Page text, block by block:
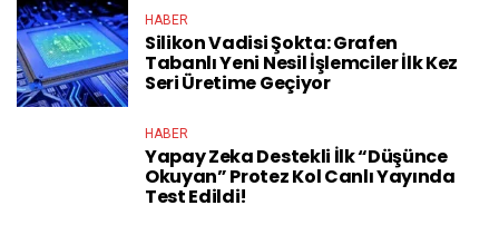
HABER
Silikon Vadisi Şokta: Grafen
Tabanlı Yeni Nesil İşlemciler İlk Kez
Seri Üretime Geçiyor
HABER
Yapay Zeka Destekli İlk “Düşünce
Okuyan” Protez Kol Canlı Yayında
Test Edildi!